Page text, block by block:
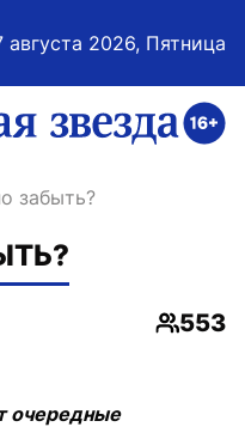
августа 2026, Пятница
на главную
забыть?
553
очередные